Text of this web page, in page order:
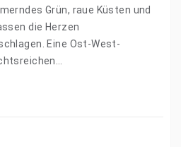
Grün, raue Küsten und
die Herzen
Eine Ost-West-
Wasserfällen. Immer…